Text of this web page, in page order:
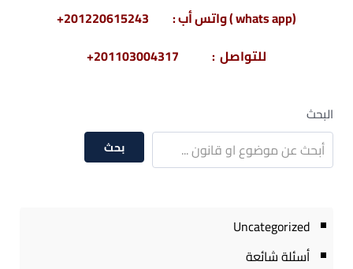
(whats app ) واتس أب : 201220615243+
للتواصل : 201103004317+
البحث
بحث
Uncategorized
أسئلة شائعة